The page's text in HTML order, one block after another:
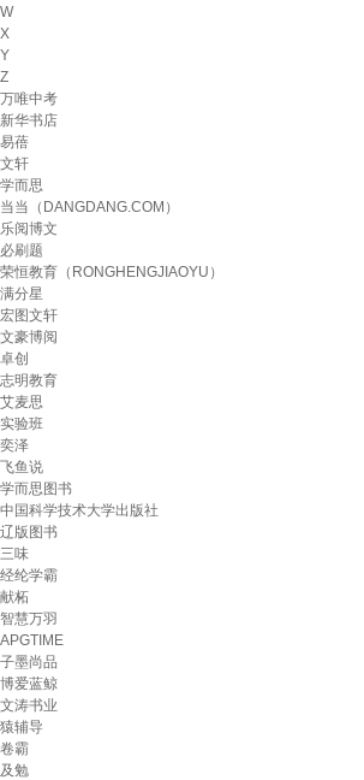
W
X
Y
Z
万唯中考
新华书店
易蓓
文轩
学而思
当当（DANGDANG.COM）
乐阅博文
必刷题
荣恒教育（RONGHENGJIAOYU）
满分星
宏图文轩
文豪博阅
卓创
志明教育
艾麦思
实验班
奕泽
飞鱼说
学而思图书
中国科学技术大学出版社
辽版图书
三味
经纶学霸
献柘
智慧万羽
APGTIME
子墨尚品
博爱蓝鲸
文涛书业
猿辅导
卷霸
及勉